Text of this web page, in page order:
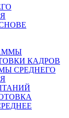
КАДРОВ
СРЕДНЕГО